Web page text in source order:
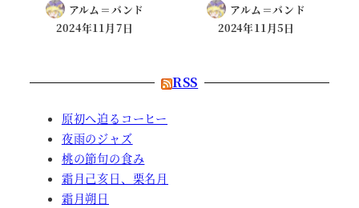
アルム＝バンド
2024年11月7日
アルム＝バンド
2024年11月5日
RSS
原初へ迫るコーヒー
夜雨のジャズ
桃の節句の食み
霜月己亥日、栗名月
霜月朔日